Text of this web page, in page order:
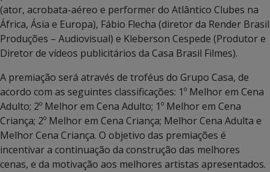
(ator, acrobata-aéreo e performer do Atlântico Clubes na
África, Ásia e Europa), Fábio Flecha (diretor da Render Brasil
Produções – Audiovisual) e Kleberson Cespede (Produtor e
Diretor de vídeos publicitários da Casa Brasil Filmes).
A premiação será através de troféus do Grupo Casa, de
acordo com as seguintes classificações: 1º Melhor em Cena
Adulto; 2º Melhor em Cena Adulto; 1º Melhor em Cena
Criança; 2º Melhor em Cena Criança; Melhor Cena Adulta e
Melhor Cena Criança. O objetivo das premiações é
incentivar a continuação da construção das melhores
cenas, e da motivação aos melhores artistas apresentados.